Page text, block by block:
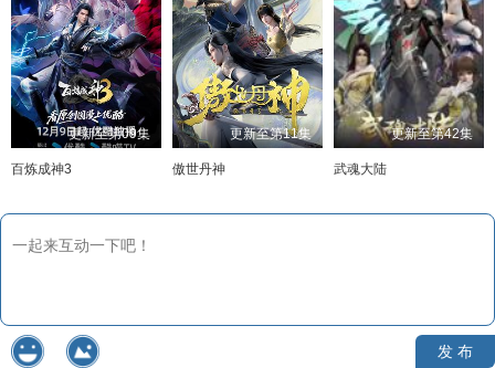
更新至第09集
百炼成神3
更新至第11集
傲世丹神
更新至第42集
武魂大陆
发 布